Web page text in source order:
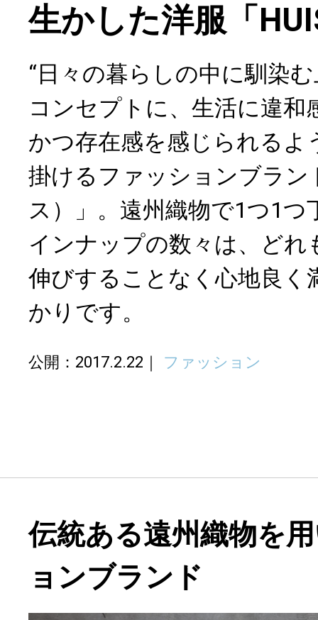
生かした洋服「
“日々の暮らしの中に馴染
コンセプトに、生活に違和
かつ存在感を感じられるよ
掛けるファッションブラン
ス）」。遠州織物で1つ1つ
インナップの数々は、どれ
伸びすることなく心地良く
かりです。
公開：2017.2.22 ファッション
伝統ある遠州織物を
ョンブランド